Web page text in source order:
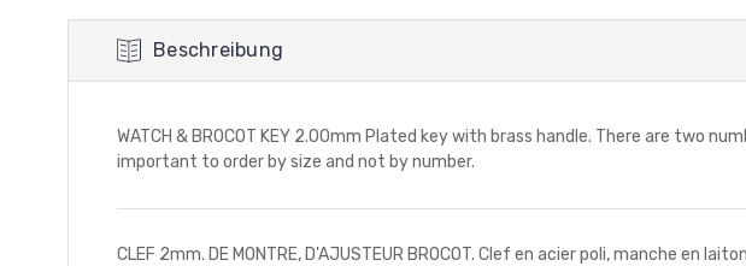
Beschreibung
WATCH & BROCOT KEY 2.00mm Plated key with brass handle. There are two
important to order by size and not by number.
CLEF 2mm. DE MONTRE, D'AJUSTEUR BROCOT. Clef en acier poli, manche en